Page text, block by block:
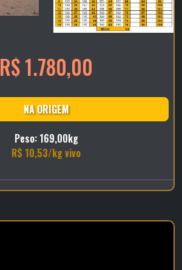
R$ 1.780,00
NA ORIGEM
Peso: 169,00kg
R$ 10,53/kg vivo